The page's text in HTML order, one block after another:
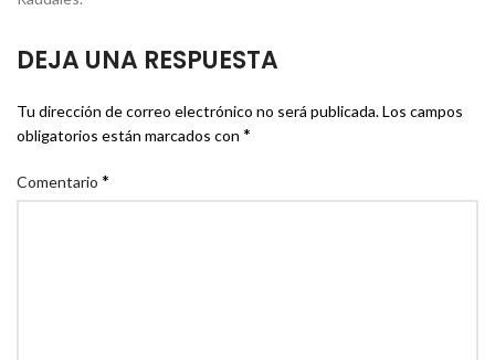
DEJA UNA RESPUESTA
Tu dirección de correo electrónico no será publicada.Los campos
obligatorios están marcados con *
Comentario *